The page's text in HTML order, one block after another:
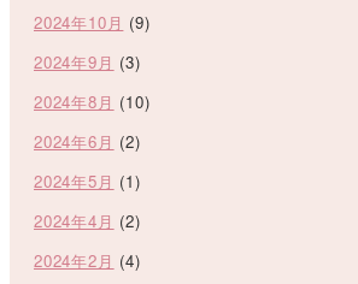
2024年10月 (9)
2024年9月 (3)
2024年8月 (10)
2024年6月 (2)
2024年5月 (1)
2024年4月 (2)
2024年2月 (4)